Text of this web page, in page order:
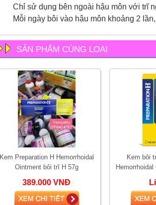
Chỉ sử dụng bên ngoài hậu môn với trĩ
Mỗi ngày bôi vào hậu môn khoảng 2
SẢN PHẨM CÙNG LOẠI
Kem Preparation H Hemorrhoidal
Ointment bôi trĩ H 57g
389.000 VNĐ
Kem bôi